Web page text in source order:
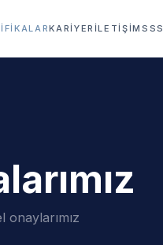
KARIYER İLETIŞIMSSS